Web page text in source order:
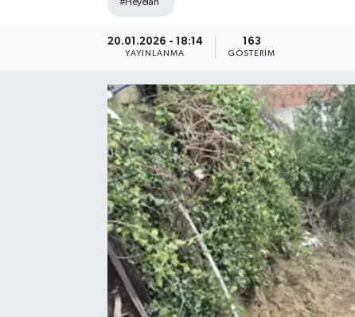
20.01.2026 - 18:14
YAYINLANMA
163
GÖSTERIM